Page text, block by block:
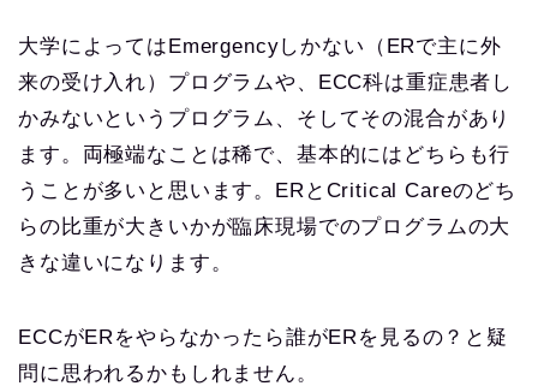
大学によってはEmergencyしかない（ERで主に外
来の受け入れ）プログラムや、ECC科は重症患者し
かみないというプログラム、そしてその混合があり
ます。両極端なことは稀で、基本的にはどちらも行
うことが多いと思います。ERとCritical Careのどち
らの比重が大きいかが臨床現場でのプログラムの大
きな違いになります。
ECCがERをやらなかったら誰がERを見るの？と疑
問に思われるかもしれません。